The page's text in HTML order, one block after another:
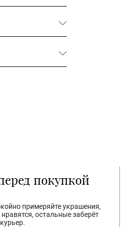
покупкой
примеряйте украшения,
остальные заберёт
курьер.